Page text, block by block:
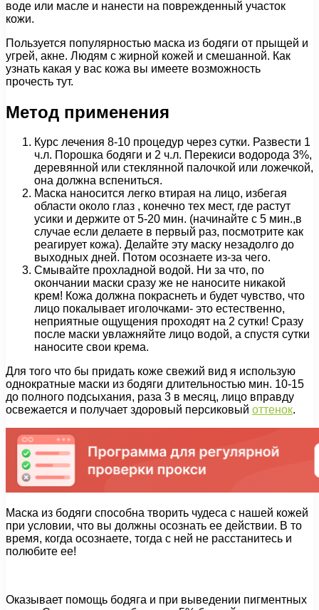
воде или масле и нанести на поврежденный участок
кожи.
Пользуется популярностью маска из бодяги от прыщей и
угрей, акне. Людям с жирной кожей и смешанной. Как
узнать какая у вас кожа вы имеете возможность
прочесть тут.
Метод применения
Курс лечения 8-10 процедур через сутки. Развести 1
ч.л. Порошка бодяги и 2 ч.л. Перекиси водорода 3%,
деревянной или стеклянной палочкой или ложечкой,
она должна вспениться.
Маска наносится легко втирая на лицо, избегая
области около глаз , конечно тех мест, где растут
усики и держите от 5-20 мин. (начинайте с 5 мин.,в
случае если делаете в первый раз, посмотрите как
реагирует кожа). Делайте эту маску незадолго до
выходных дней. Потом осознаете из-за чего.
Смывайте прохладной водой. Ни за что, по
окончании маски сразу же не наносите никакой
крем! Кожа должна покраснеть и будет чувство, что
лицо покалывает иголочками- это естественно,
неприятные ощущения проходят на 2 сутки! Сразу
после маски увлажняйте лицо водой, а спустя сутки
наносите свои крема.
Для того что бы придать коже свежий вид я использую
однократные маски из бодяги длительностью мин. 10-15
до полного подсыхания, раза 3 в месяц, лицо вправду
освежается и получает здоровый персиковый оттенок.
Маска из бодяги способна творить чудеса с нашей кожей
при условии, что вы должны осознать ее действии. В то
время, когда осознаете, тогда с ней не расстанитесь и
полюбите ее!
Оказывает помощь бодяга и при выведении пигментных